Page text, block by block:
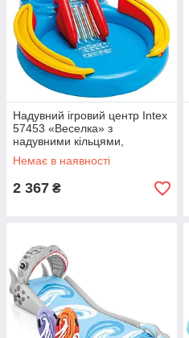
Надувний ігровий центр Intex
57453 «Веселка» з
надувними кільцями,
фонтаном і гіркою
Немає в наявності
2 367 ₴